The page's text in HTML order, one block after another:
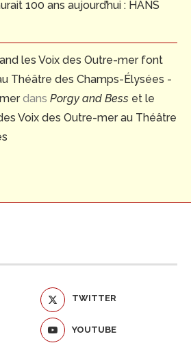
100 ans aujourd’hui : HANS
les Voix des Outre-mer font
Théâtre des Champs-Élysées -
dans Porgy and Bess et le
Voix des Outre-mer au Théâtre
TWITTER
YOUTUBE